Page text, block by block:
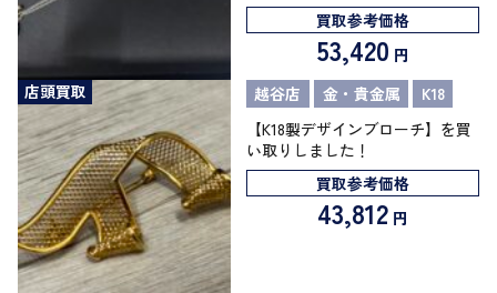
買取参考価格
53,420 円
店頭買取
越谷店 金・貴金属
K18
【K18製デザインブローチ】を買
い取りしました！
買取参考価格
43,812 円